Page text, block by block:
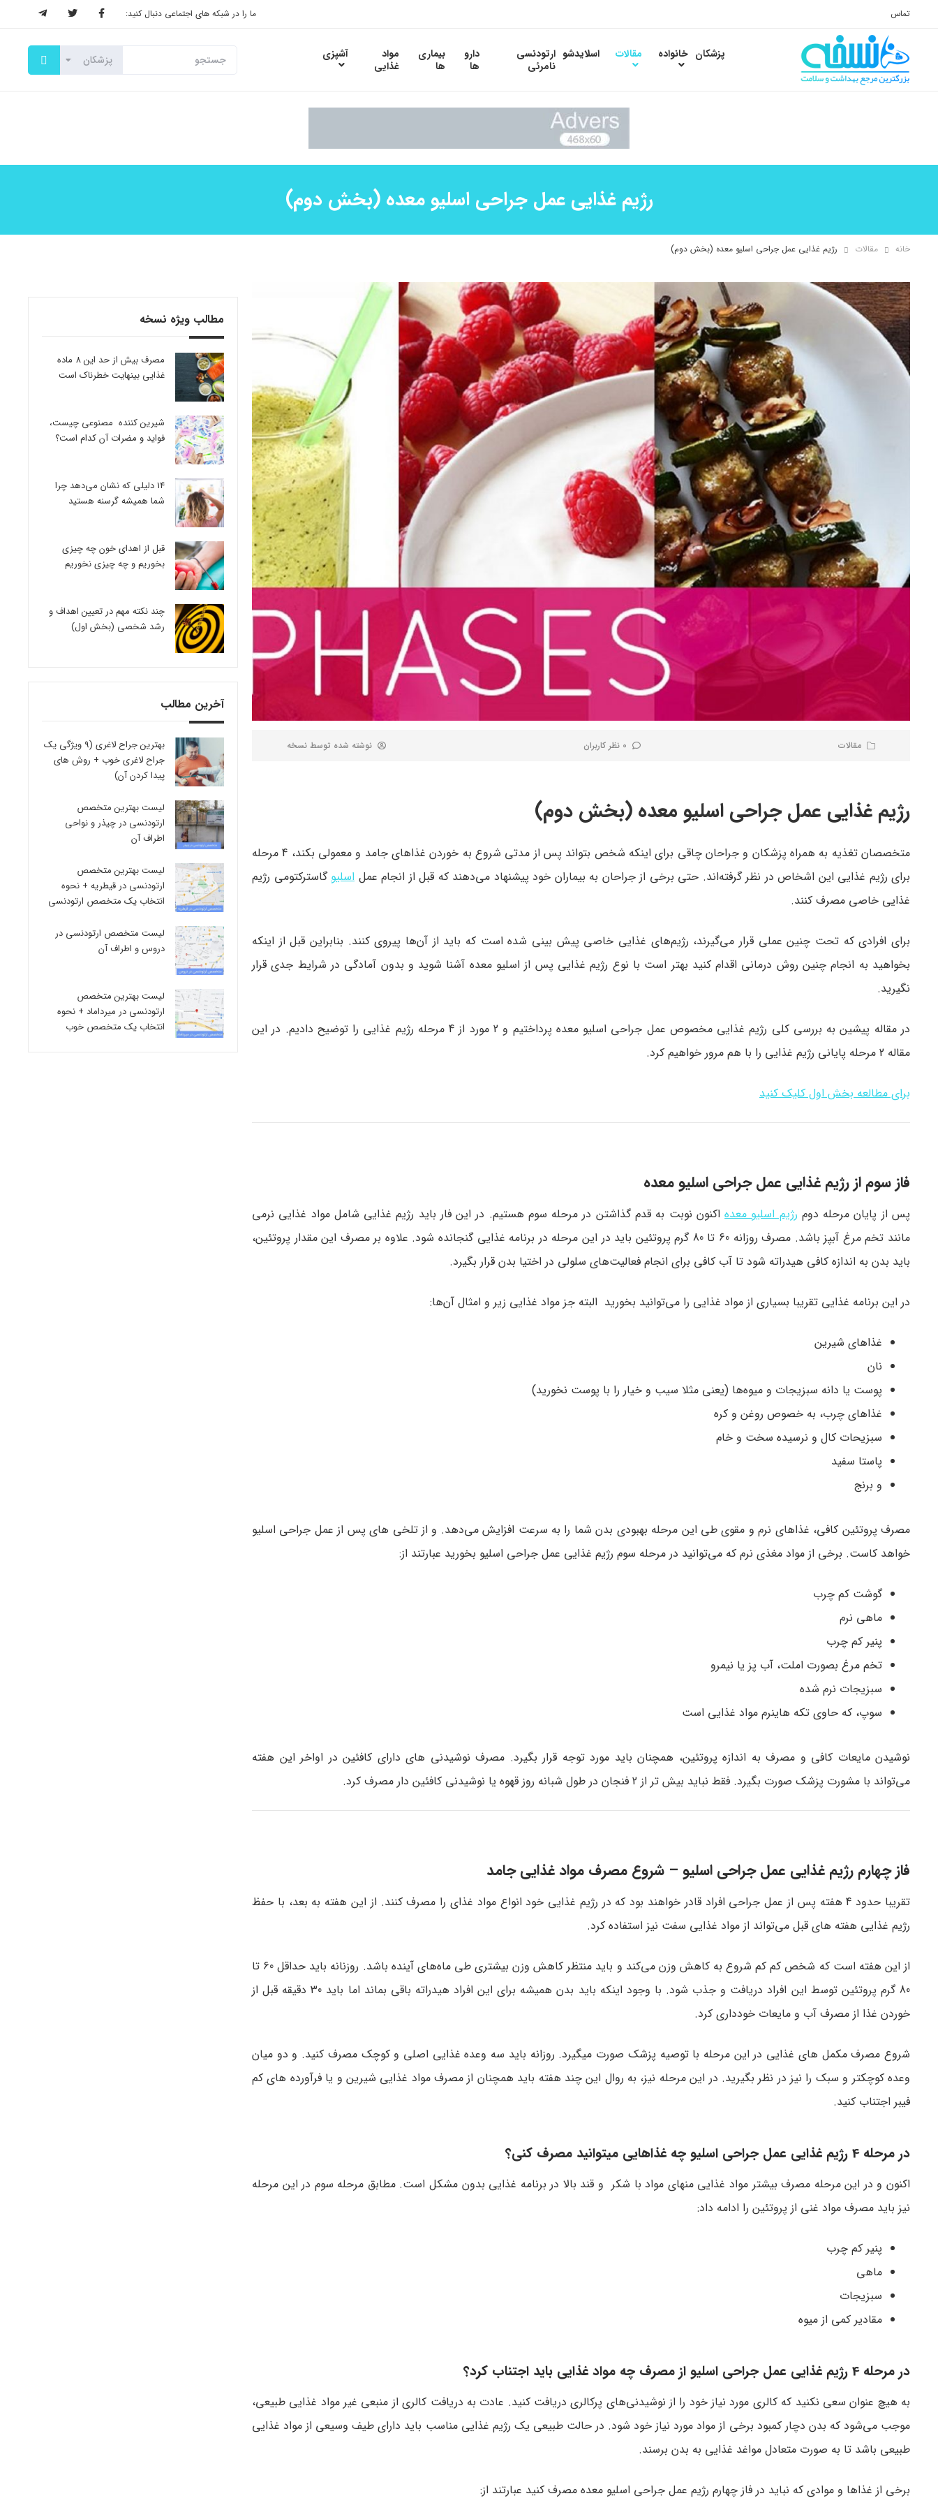
تماس ما را در شبکه های اجتماعی دنبال کنید:
پزشکان خانواده مقالات اسلایدشو ارتودنسی
نامرئی
دارو
ها
بیماری
ها
مواد
غذایی
آشپزی
رژیم غذایی عمل جراحی اسلیو معده (بخش دوم)
خانه مقالات رژیم غذایی عمل جراحی اسلیو معده (بخش دوم)
مقالات 0 نظر کاربران نوشته شده توسط نسخه
رژیم غذایی عمل جراحی اسلیو معده (بخش دوم)
متخصصان تغذیه به همراه پزشکان و جراحان چاقی برای اینکه شخص بتواند پس از مدتی شروع به خوردن غذاهای جامد و معمولی بکند، 4 مرحله
برای رژیم غذایی این اشخاص در نظر گرفته‌اند. حتی برخی از جراحان به بیماران خود پیشنهاد می‌دهند که قبل از انجام عمل اسلیوگاسترکتومی رژیم
غذایی خاصی مصرف کنند.
برای افرادی که تحت چنین عملی قرار می‌گیرند، رژیم‌های غذایی خاصی پیش بینی شده است که باید از آن‌ها پیروی کنند. بنابراین قبل از اینکه
بخواهید به انجام چنین روش درمانی اقدام کنید بهتر است با نوع رژیم غذایی پس از اسلیو معده آشنا شوید و بدون آمادگی در شرایط جدی قرار
نگیرید.
در مقاله پیشین به بررسی کلی رژیم غذایی مخصوص عمل جراحی اسلیو معده پرداختیم و 2 مورد از 4 مرحله رژیم غذایی را توضیح دادیم. در این
مقاله 2 مرحله پایانی رژیم غذایی را با هم مرور خواهیم کرد.
برای مطالعه بخش اول کلیک کنید
فاز سوم از رژیم غذایی عمل جراحی اسلیو معده
پس از پایان مرحله دوم رژیم اسلیو معدهاکنون نوبت به قدم گذاشتن در مرحله سوم هستیم. در این فار باید رژیم غذایی شامل مواد غذایی نرمی
مانند تخم مرغ آبپز باشد. مصرف روزانه 60 تا 80 گرم پروتئین باید در این مرحله در برنامه غذایی گنجانده شود. علاوه بر مصرف این مقدار پروتئین،
باید بدن به اندازه کافی هیدراته شود تا آب کافی برای انجام فعالیت‌های سلولی در اختیا بدن قرار بگیرد.
در این برنامه غذایی تقریبا بسیاری از مواد غذایی را می‌توانید بخورید البته جز مواد غذایی زیر و امثال آن‌ها:
غذاهای شیرین
نان
پوست یا دانه سبزیجات و میوه‌ها (یعنی مثلا سیب و خیار را با پوست نخورید)
غذاهای چرب، به خصوص روغن و کره
سبزیحات کال و نرسیده سخت و خام
پاستا سفید
و برنج
مصرف پروتئین کافی، غذاهای نرم و مقوی طی این مرحله بهبودی بدن شما را به سرعت افزایش می‌دهد. و از تلخی های پس از عمل جراحی اسلیو
خواهد کاست. برخی از مواد مغذی نرم که می‌توانید در مرحله سوم رژیم غذایی عمل جراحی اسلیو بخورید عبارتند از:
گوشت کم چرب
ماهی نرم
پنیر کم چرب
تخم مرغ بصورت املت، آب پز یا نیمرو
سبزیجات نرم شده
سوپ، که حاوی تکه هاینرم مواد غذایی است
نوشیدن مایعات کافی و مصرف به اندازه پروتئین، همچنان باید مورد توجه قرار بگیرد. مصرف نوشیدنی های دارای کافئین در اواخر این هفته
می‌تواند با مشورت پزشک صورت بگیرد. فقط نباید بیش تر از 2 فنجان در طول شبانه روز قهوه یا نوشیدنی کافئین دار مصرف کرد.
فاز چهارم رژیم غذایی عمل جراحی اسلیو – شروع مصرف مواد غذایی جامد
تقریبا حدود 4 هفته پس از عمل جراحی افراد قادر خواهند بود که در رژیم غذایی خود انواع مواد غذای را مصرف کنند. از این هفته به بعد، با حفظ
رژیم غذایی هفته های قبل می‌تواند از مواد غذایی سفت نیز استفاده کرد.
از این هفته است که شخص کم کم شروع به کاهش وزن می‌کند و باید منتظر کاهش وزن بیشتری طی ماه‌های آینده باشد. روزنانه باید حداقل 60 تا
80 گرم پروتئین توسط این افراد دریافت و جذب شود. با وجود اینکه باید بدن همیشه برای این افراد هیدراته باقی بماند اما باید 30 دقیقه قبل از
خوردن غذا از مصرف آب و مایعات خودداری کرد.
شروع مصرف مکمل های غذایی در این مرحله با توصیه پزشک صورت میگیرد. روزانه باید سه وعده غذایی اصلی و کوچک مصرف کنید. و دو میان
وعده کوچکتر و سبک را نیز در نظر بگیرید. در این مرحله نیز، به روال این چند هفته باید همچنان از مصرف مواد غذایی شیرین و یا فرآورده های کم
فیبر اجتناب کنید.
در مرحله 4 رژیم غذایی عمل جراحی اسلیو چه غذاهایی میتوانید مصرف کنی؟
اکنون و در این مرحله مصرف بیشتر مواد غذایی منهای مواد با شکر و قند بالا در برنامه غذایی بدون مشکل است. مطابق مرحله سوم در این مرحله
نیز باید مصرف مواد غنی از پروتئین را ادامه داد:
پنیر کم چرب
ماهی
سبزیجات
مقادیر کمی از میوه
در مرحله 4 رژیم غذایی عمل جراحی اسلیو از مصرف چه مواد غذایی باید اجتناب کرد؟
به هیچ عنوان سعی نکنید که کالری مورد نیاز خود را از نوشیدنی‌های پرکالری دریافت کنید. عادت به دریافت کالری از منبعی غیر مواد غذایی طبیعی،
موجب می‌شود که بدن دچار کمبود برخی از مواد مورد نیاز خود شود. در حالت طبیعی یک رژیم غذایی مناسب باید دارای طیف وسیعی از مواد غذایی
طبیعی باشد تا به صورت متعادل مواغد غذایی به بدن برسند.
برخی از غذاها و موادی که نباید در فاز چهارم رژیم عمل جراحی اسلیو معده مصرف کنید عبارتند از:
مطالب ویژه نسخه
مصرف بیش از حد این 8 ماده
غذایی بینهایت خطرناک است
شیرین کننده مصنوعی چیست،
فواید و مضرات آن کدام است؟
14 دلیلی که نشان می‌دهد چرا
شما همیشه گرسنه هستید
قبل از اهدای خون چه چیزی
بخوریم و چه چیزی نخوریم
چند نکته مهم در تعیین اهداف و
رشد شخصی (بخش اول)
آخرین مطالب
بهترین جراح لاغری (9 ویژگی یک
جراح لاغری خوب + روش های
پیدا کردن آن)
لیست بهترین متخصص
ارتودنسی در چیذر و نواحی
اطراف آن
لیست بهترین متخصص
ارتودنسی در قیطریه + نحوه
انتخاب یک متخصص ارتودنسی
لیست متخصص ارتودنسی در
دروس و اطراف آن
لیست بهترین متخصص
ارتودنسی در میرداماد + نحوه
انتخاب یک متخصص خوب